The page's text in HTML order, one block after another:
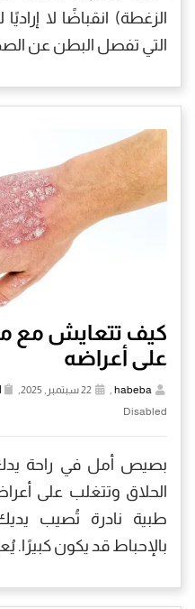
الزغطة) انقباضًا لا
التي تفصل البطن عن
كيف تتعايش مع
على أعراضه
habeba
,
Disabled
بصيص أمل في راحة
الحلاق وتتغلب على
طبية نادرة تُصيب
بالإحباط قد يكون كبيرًا.